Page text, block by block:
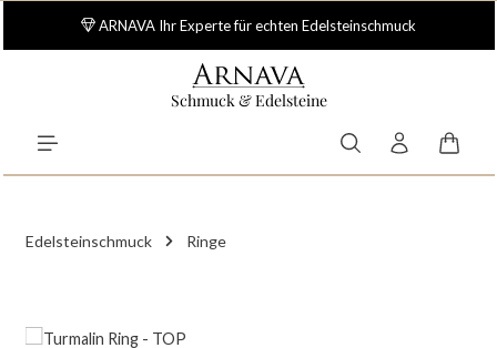
Zum Hauptinhalt springen
ARNAVA Ihr Experte für echten Edelsteinschmuck
Schmuck & Edelsteine
Edelsteinschmuck Ringe
Bildergalerie überspringen